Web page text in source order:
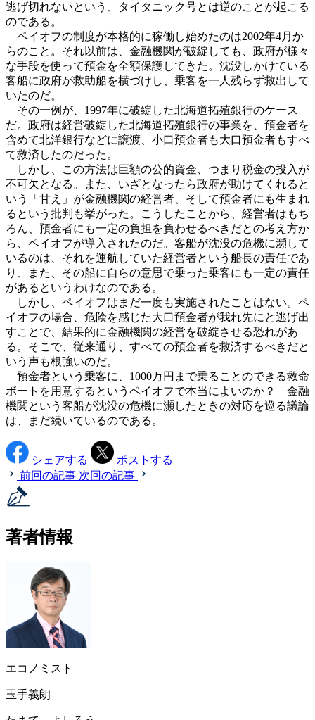
逃げ切れないという、タイタニック号とは逆のことが起こる
のである。
ペイオフの制度が本格的に稼働し始めたのは2002年4月か
らのこと。それ以前は、金融機関が破綻しても、政府が様々
な手段を使って預金を全額保護してきた。沈没しかけている
客船に政府が救助船を横づけし、乗客を一人残らず救出して
いたのだ。
その一例が、1997年に破綻した北海道拓殖銀行のケース
だ。政府は経営破綻した北海道拓殖銀行の事業を、預金者を
含めて北洋銀行などに譲渡、小口預金者も大口預金者もすべ
て救済したのだった。
しかし、この方法は巨額の公的資金、つまり税金の投入が
不可欠となる。また、いざとなったら政府が助けてくれると
いう「甘え」が金融機関の経営者、そして預金者にも生まれ
るという批判も挙がった。こうしたことから、経営者はもち
ろん、預金者にも一定の負担を負わせるべきだとの考え方か
ら、ペイオフが導入されたのだ。客船が沈没の危機に瀕して
いるのは、それを運航していた経営者という船長の責任であ
り、また、その船に自らの意思で乗った乗客にも一定の責任
があるというわけなのである。
しかし、ペイオフはまだ一度も実施されたことはない。ペ
イオフの場合、危険を感じた大口預金者が我れ先にと逃げ出
すことで、結果的に金融機関の経営を破綻させる恐れがあ
る。そこで、従来通り、すべての預金者を救済するべきだと
いう声も根強いのだ。
預金者という乗客に、1000万円まで乗ることのできる救命
ボートを用意するというペイオフで本当によいのか？ 金融
機関という客船が沈没の危機に瀕したときの対応を巡る議論
は、まだ続いているのである。
シェアする
ポストする
前回の記事 次回の記事
著者情報
エコノミスト
玉手義朗